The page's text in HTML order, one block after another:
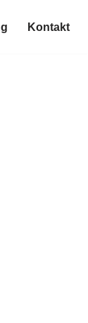
Kontakt